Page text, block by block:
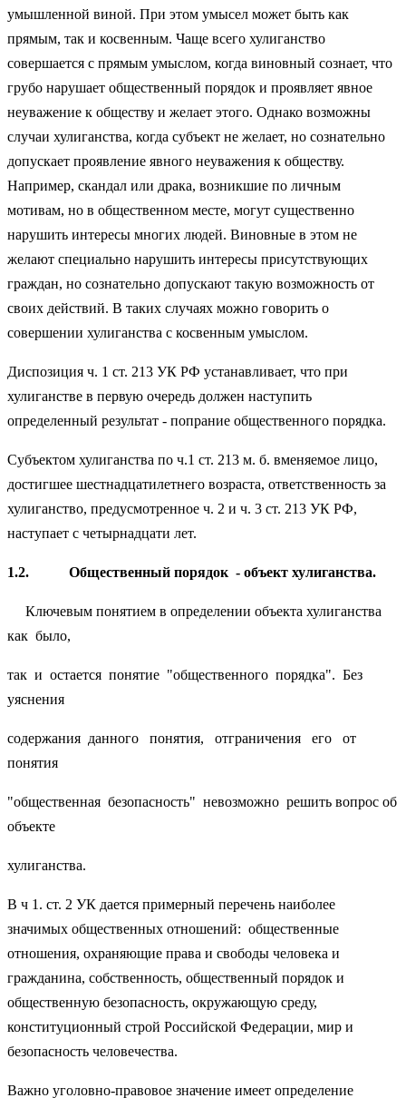
умышленной виной. При этом умысел может быть как
прямым, так и косвенным. Чаще всего хулиганство
совершается с прямым умыслом, когда виновный сознает, что
грубо нарушает общественный порядок и проявляет явное
неуважение к обществу и желает этого. Однако возможны
случаи хулиганства, когда субъект не желает, но сознательно
допускает проявление явного неуважения к обществу.
Например, скандал или драка, возникшие по личным
мотивам, но в общественном месте, могут существенно
нарушить интересы многих людей. Виновные в этом не
желают специально нарушить интересы присутствующих
граждан, но сознательно допускают такую возможность от
своих действий. В таких случаях можно говорить о
совершении хулиганства с косвенным умыслом.
Диспозиция ч. 1 ст. 213 УК РФ устанавливает, что при
хулиганстве в первую очередь должен наступить
определенный результат - попрание общественного порядка.
Субъектом хулиганства по ч.1 ст. 213 м. б. вменяемое лицо,
достигшее шестнадцатилетнего возраста, ответственность за
хулиганство, предусмотренное ч. 2 и ч. 3 ст. 213 УК РФ,
наступает с четырнадцати лет.
1.2. Общественный порядок - объект хулиганства.
Ключевым понятием в определении объекта хулиганства
как было,
так и остается понятие "общественного порядка". Без
уяснения
содержания данного понятия, отграничения его от
понятия
"общественная безопасность" невозможно решить вопрос об
объекте
хулиганства.
В ч 1. ст. 2 УК дается примерный перечень наиболее
значимых общественных отношений: общественные
отношения, охраняющие права и свободы человека и
гражданина, собственность, общественный порядок и
общественную безопасность, окружающую среду,
конституционный строй Российской Федерации, мир и
безопасность человечества.
Важно уголовно-правовое значение имеет определение